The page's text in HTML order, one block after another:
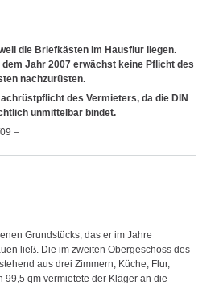
die Briefkästen im Hausflur liegen.
Jahr 2007 erwächst keine Pflicht des
nachzurüsten.
des Vermieters, da die DIN
unmittelbar bindet.
–
Grundstücks, das er im Jahre
ließ. Die im zweiten Obergeschoss des
aus drei Zimmern, Küche, Flur,
99,5 qm vermietete der Kläger an die